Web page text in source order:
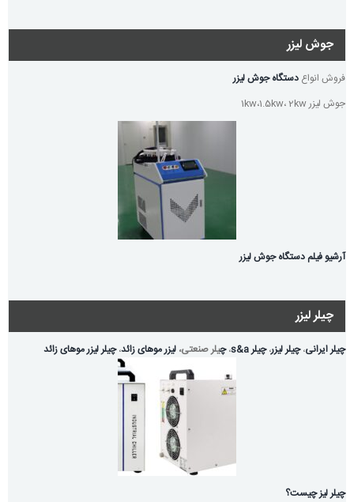
جوش لیزر
فروش انواع دستگاه جوش لیزر
جوش لیزر 1kw،1.5kw، 2kw
آرشیو فیلم دستگاه جوش لیزر
چیلر لیزر
چیلر ایرانی،چیلر لیزر،چیلر s&a ،چیلر صنعتی، لیزر موهای زائد،چیلر لیزر موهای زائد
چیلر لیز چیست؟